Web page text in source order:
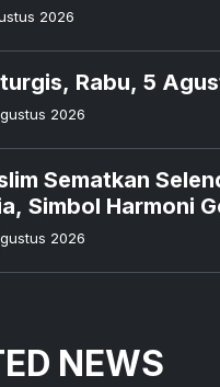
2026
Rabu, 5
2026
Sematkan
Simbol Harmoni
2026
NEWS